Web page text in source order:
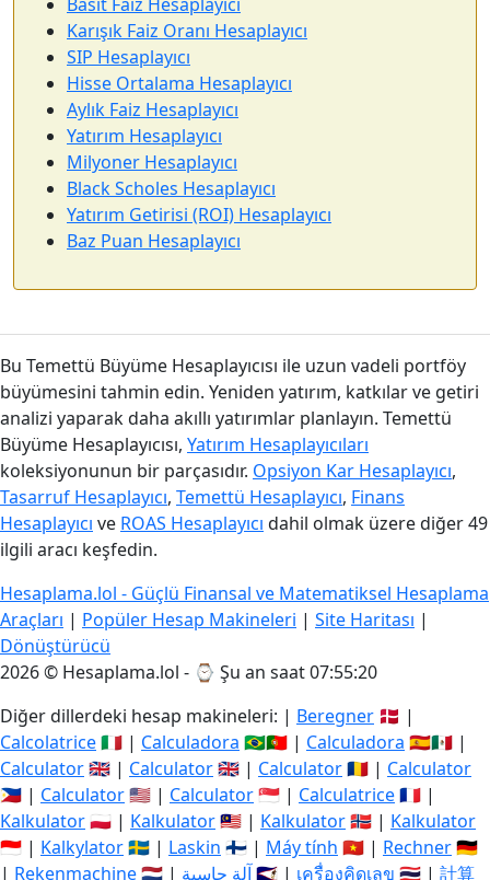
Karışık Faiz Oranı Hesaplayıcı
SIP Hesaplayıcı
Hisse Ortalama Hesaplayıcı
Aylık Faiz Hesaplayıcı
Yatırım Hesaplayıcı
Milyoner Hesaplayıcı
Black Scholes Hesaplayıcı
Yatırım Getirisi (ROI) Hesaplayıcı
Baz Puan Hesaplayıcı
Bu Temettü Büyüme Hesaplayıcısı ile uzun vadeli portföy
büyümesini tahmin edin. Yeniden yatırım, katkılar ve getiri
analizi yaparak daha akıllı yatırımlar planlayın. Temettü
Büyüme Hesaplayıcısı, Yatırım Hesaplayıcıları
koleksiyonunun bir parçasıdır. Opsiyon Kar Hesaplayıcı,
Tasarruf Hesaplayıcı, Temettü Hesaplayıcı, Finans
Hesaplayıcı ve ROAS Hesaplayıcı dahil olmak üzere diğer 49
ilgili aracı keşfedin.
Hesaplama.lol - Güçlü Finansal ve Matematiksel Hesaplama
Araçları | Popüler Hesap Makineleri | Site Haritası |
Dönüştürücü
2026 © Hesaplama.lol - ⌚ Şu an saat 07:55:20
Diğer dillerdeki hesap makineleri: | Beregner 🇩🇰 |
Calcolatrice🇮🇹 | Calculadora 🇧🇷🇵🇹 | Calculadora 🇪🇸🇲🇽 |
Calculator🇬🇧 | Calculator🇬🇧 | Calculator🇷🇴 | Calculator
🇵🇭 | Calculator🇺🇸 | Calculator🇸🇬 | Calculatrice🇫🇷 |
Kalkulator🇵🇱 | Kalkulator🇲🇾 | Kalkulator🇳🇴 | Kalkulator
🇮🇩 | Kalkylator🇸🇪 | Laskin 🇫🇮 | Máy tính 🇻🇳 | Rechner🇩🇪
| Rekenmachine🇳🇱 | آلة حاسبة🇸🇦 | เครื่องคิดเลข 🇹🇭 | 計算